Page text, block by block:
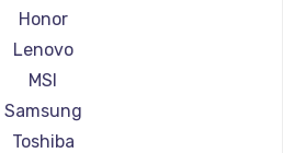
ноутбуков Getac
ноутбуков Epson
Philips
ноутбуков LG
Panasonic
Honor
Lenovo
MSI
Samsung
Toshiba